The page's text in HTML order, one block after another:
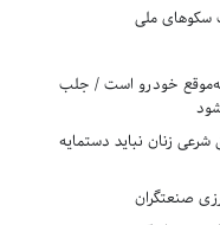
سکوهای ملی
خودرو است / جلب
زنان نباید دستمایه
صنعتگران